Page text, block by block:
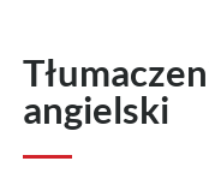
angielski